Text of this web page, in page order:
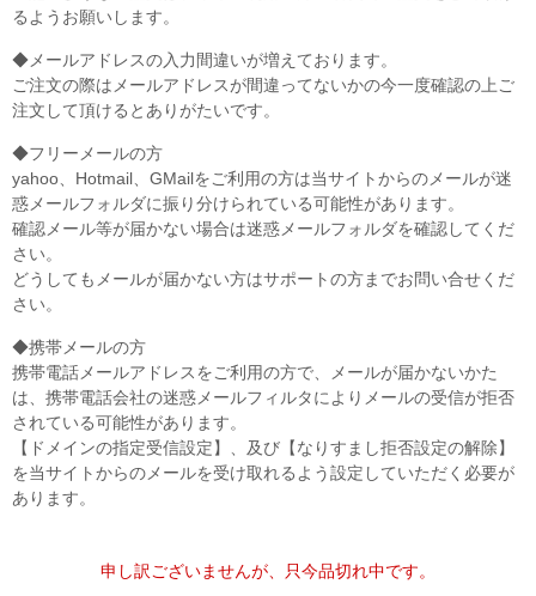
るようお願いします。
◆メールアドレスの入力間違いが増えております。
ご注文の際はメールアドレスが間違ってないかの今一度確認の上ご
注文して頂けるとありがたいです。
◆フリーメールの方
yahoo、Hotmail、GMailをご利用の方は当サイトからのメールが迷
惑メールフォルダに振り分けられている可能性があります。
確認メール等が届かない場合は迷惑メールフォルダを確認してくだ
さい。
どうしてもメールが届かない方はサポートの方までお問い合せくだ
さい。
◆携帯メールの方
携帯電話メールアドレスをご利用の方で、メールが届かないかた
は、携帯電話会社の迷惑メールフィルタによりメールの受信が拒否
されている可能性があります。
【ドメインの指定受信設定】、及び【なりすまし拒否設定の解除】
を当サイトからのメールを受け取れるよう設定していただく必要が
あります。
申し訳ございませんが、只今品切れ中です。